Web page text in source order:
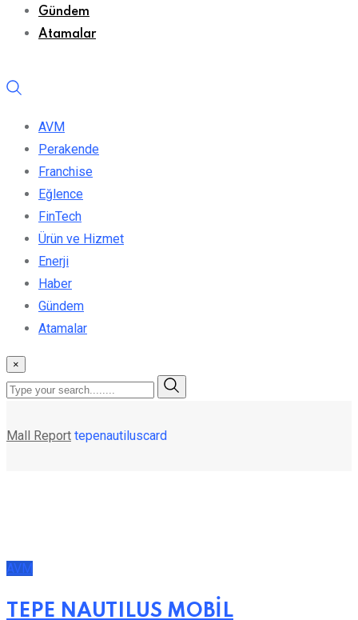
Gündem
Atamalar
AVM
Perakende
Franchise
Eğlence
FinTech
Ürün ve Hizmet
Enerji
Haber
Gündem
Atamalar
×
Mall Report tepenautiluscard
AVM
TEPE NAUTILUS MOBİL